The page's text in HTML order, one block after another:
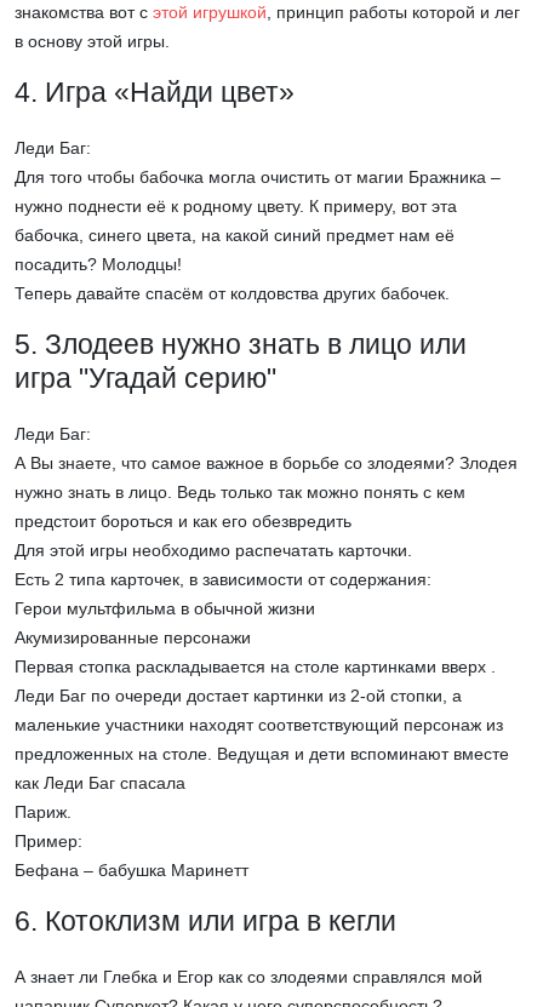
знакомства вот с этой игрушкой , принцип работы которой и лег
в основу этой игры.
4. Игра «Найди цвет»
Леди Баг:
Для того чтобы бабочка могла очистить от магии Бражника –
нужно поднести её к родному цвету. К примеру, вот эта
бабочка, синего цвета, на какой синий предмет нам её
посадить? Молодцы!
Теперь давайте спасём от колдовства других бабочек.
5. Злодеев нужно знать в лицо или
игра "Угадай серию"
Леди Баг:
А Вы знаете, что самое важное в борьбе со злодеями? Злодея
нужно знать в лицо. Ведь только так можно понять с кем
предстоит бороться и как его обезвредить
Для этой игры необходимо распечатать карточки.
Есть 2 типа карточек, в зависимости от содержания:
Герои мультфильма в обычной жизни
Акумизированные персонажи
Первая стопка раскладывается на столе картинками вверх .
Леди Баг по очереди достает картинки из 2-ой стопки, а
маленькие участники находят соответствующий персонаж из
предложенных на столе. Ведущая и дети вспоминают вместе
как Леди Баг спасала
Париж.
Пример:
Бефана – бабушка Маринетт
6. Котоклизм или игра в кегли
А знает ли Глебка и Егор как со злодеями справлялся мой